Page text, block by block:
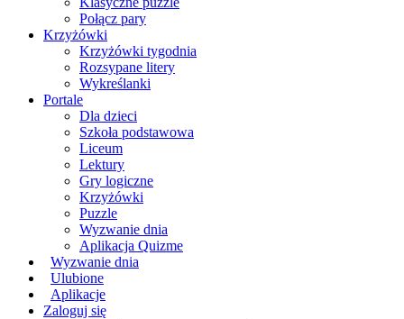
Połącz pary
Krzyżówki
Krzyżówki tygodnia
Rozsypane litery
Wykreślanki
Portale
Dla dzieci
Szkoła podstawowa
Liceum
Lektury
Gry logiczne
Krzyżówki
Puzzle
Wyzwanie dnia
Aplikacja Quizme
Wyzwanie dnia
Ulubione
Aplikacje
Zaloguj się